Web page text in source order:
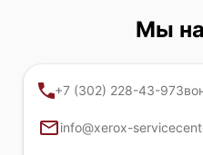
Мы на
+7 (302) 228-43-97
info@xerox-